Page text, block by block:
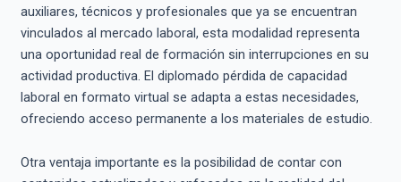
auxiliares, técnicos y profesionales que ya se encuentran
vinculados al mercado laboral, esta modalidad representa
una oportunidad real de formación sin interrupciones en su
actividad productiva. El diplomado pérdida de capacidad
laboral en formato virtual se adapta a estas necesidades,
ofreciendo acceso permanente a los materiales de estudio.
Otra ventaja importante es la posibilidad de contar con